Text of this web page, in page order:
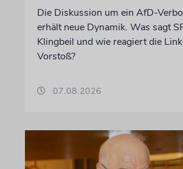
Die Diskussion um ein AfD-
erhält neue Dynamik. Was sagt
Klingbeil und wie reagiert die
Vorstoß?
07.08.2026